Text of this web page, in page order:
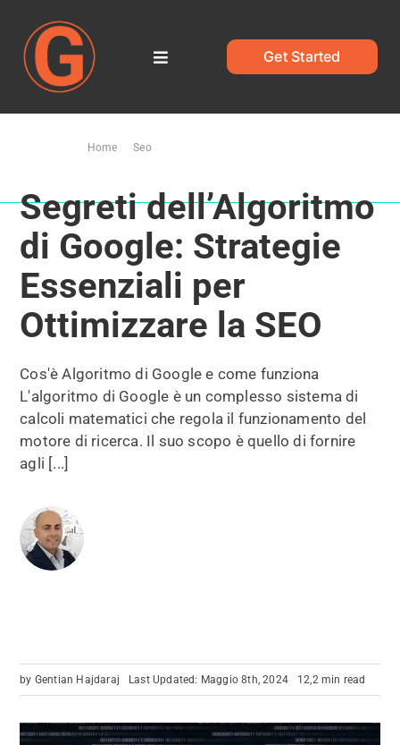
contenuto
Toggle
Home
Get Started
Home
Seo
Segreti dell’Algoritmo
di Google: Strategie
Essenziali per
Ottimizzare la SEO
Cos'è Algoritmo di Google e come funziona
L'algoritmo di Google è un complesso sistema di
calcoli matematici che regola il funzionamento del
motore di ricerca. Il suo scopo è quello di fornire
agli [...]
by Gentian Hajdaraj Last Updated: Maggio 8th, 2024 12,2 min read